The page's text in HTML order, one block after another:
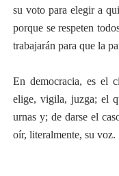
su voto para elegir a
porque se respeten
trabajarán para que la
En democracia, es el
elige, vigila, juzga; el
urnas y; de darse el
oír, literalmente, su voz.